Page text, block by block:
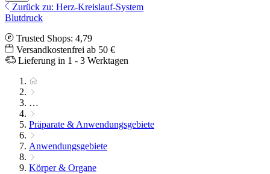
Zurück zu: Herz-Kreislauf-System
Blutdruck
Trusted Shops: 4,79
Versandkostenfrei ab 50 €
Lieferung in 1 - 3 Werktagen
…
Präparate & Anwendungsgebiete
Anwendungsgebiete
Körper & Organe